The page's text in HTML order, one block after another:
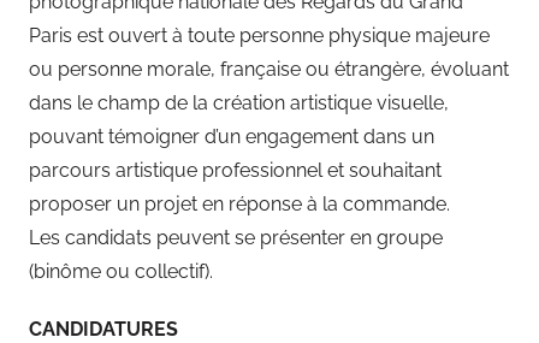
Paris est ouvert à toute personne physique majeure
ou personne morale, française ou étrangère, évoluant
dans le champ de la création artistique visuelle,
pouvant témoigner d’un engagement dans un
parcours artistique professionnel et souhaitant
proposer un projet en réponse à la commande.
Les candidats peuvent se présenter en groupe
(binôme ou collectif).
CANDIDATURES